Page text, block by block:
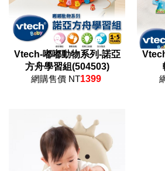
Vtech-嘟嘟動物系列-諾亞
方舟學習組(504503)
網購售價 NT1399